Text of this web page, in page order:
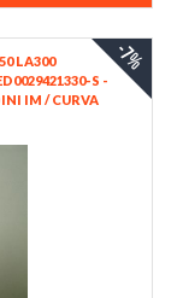
LA300
S -
IM / CURVA
-7%